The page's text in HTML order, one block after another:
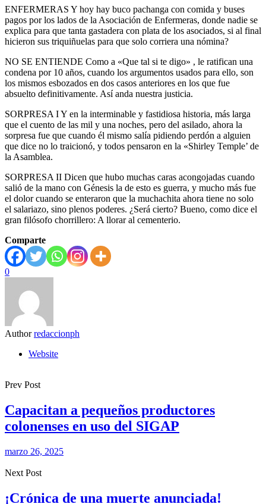
ENFERMERAS Y hoy hay buco pachanga con comida y buses
pagos por los lados de la Asociación de Enfermeras, donde nadie se
explica para que tanta gastadera con plata de los asociados, si al final
hicieron sus triquiñuelas para que solo corriera una nómina?
NO SE ENTIENDE Como a «Que tal si te digo» , le ratifican una
condena por 10 años, cuando los argumentos usados para ello, son
los mismos esbozados en dos casos anteriores en los que fue
absuelto definitivamente. Así anda nuestra justicia.
SORPRESA I Y en la interminable y fastidiosa historia, más larga
que el cuento de las mil y una noches, pero del asilado, ahora la
sorpresa fue que cuando él mismo salía pidiendo perdón a alguien
que dice no lo traicionó, y todos pensaron en la «Shirley Temple’ de
la Asamblea.
SORPRESA II Dicen que hubo muchas caras acongojadas cuando
salió de la mano con Génesis la de esto es guerra, y mucho más fue
el dolor cuando se enteraron que la muchachita ahora tiene no solo
el salariazo, sino plenos poderes. ¿Será cierto? Bueno, como dice el
gran filósofo chorrillero: A llorar al cementerio.
Comparte
0
Author redaccionph
Website
Prev Post
Capacitan a pequeños productores
colonenses en uso del SIGAP
marzo 26, 2025
Next Post
¡Crónica de una muerte anunciada!